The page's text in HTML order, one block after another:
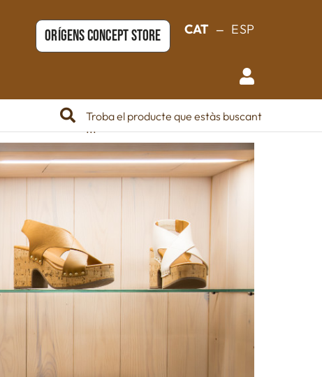
ORÍGENS CONCEPT STORE CAT ESP
Troba el producte que estàs buscant
...